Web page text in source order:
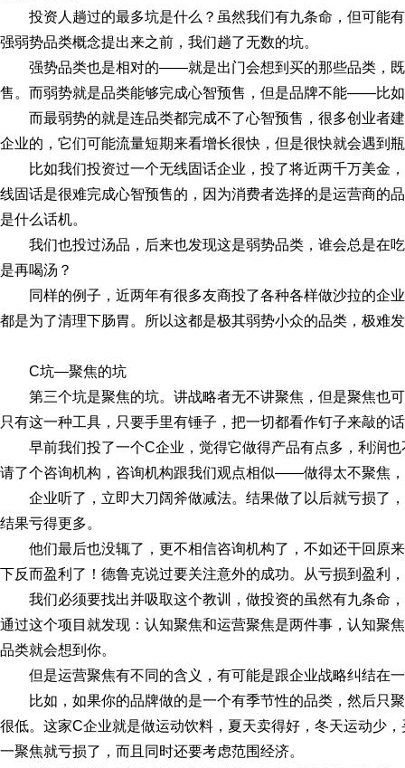
投资人趟过的最多坑是什么？虽然我们有九条命，但可能
强弱势品类概念提出来之前，我们趟了无数的坑。
强势品类也是相对的——就是出门会想到买的那些品类，
售。而弱势就是品类能够完成心智预售，但是品牌不能——比
而最弱势的就是连品类都完成不了心智预售，很多创业者
企业的，它们可能流量短期来看增长很快，但是很快就会遇到
比如我们投资过一个无线固话企业，投了将近两千万美金
线固话是很难完成心智预售的，因为消费者选择的是运营商的
是什么话机。
我们也投过汤品，后来也发现这是弱势品类，谁会总是在
是再喝汤？
同样的例子，近两年有很多友商投了各种各样做沙拉的企
都是为了清理下肠胃。所以这都是极其弱势小众的品类，极难
C坑—聚焦的坑
第三个坑是聚焦的坑。讲战略者无不讲聚焦，但是聚焦也
只有这一种工具，只要手里有锤子，把一切都看作钉子来敲的
早前我们投了一个C企业，觉得它做得产品有点多，利润
请了个咨询机构，咨询机构跟我们观点相似——做得太不聚焦
企业听了，立即大刀阔斧做减法。结果做了以后就亏损了
结果亏得更多。
他们最后也没辄了，更不相信咨询机构了，不如还干回原
下反而盈利了！德鲁克说过要关注意外的成功。从亏损到盈利
我们必须要找出并吸取这个教训，做投资的虽然有九条命
通过这个项目就发现：认知聚焦和运营聚焦是两件事，认知聚
品类就会想到你。
但是运营聚焦有不同的含义，有可能是跟企业战略纠结在
比如，如果你的品牌做的是一个有季节性的品类，然后只
很低。这家C企业就是做运动饮料，夏天卖得好，冬天运动少
一聚焦就亏损了，而且同时还要考虑范围经济。